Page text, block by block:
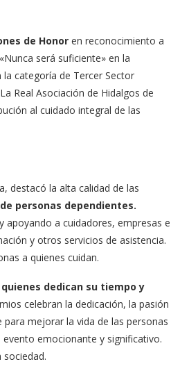
de Honor en reconocimiento a
será suficiente» en la
categoría de Tercer Sector
Real Asociación de Hidalgos de
al cuidado integral de las
destacó la alta calidad de las
personas dependientes.
apoyando a cuidadores, empresas e
y otros servicios de asistencia.
a quienes cuidan.
dedican su tiempo y
celebran la dedicación, la pasión
mejorar la vida de las personas
emocionante y significativo.